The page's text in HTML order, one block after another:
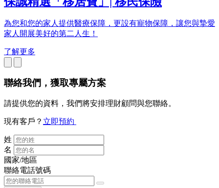
為您和您的家人提供醫療保障，更設有寵物保障，讓您與摯愛
家人開展美好的第二人生！
了解更多
聯絡我們 ，獲取專屬方案
請提供您的資料，我們將安排理財顧問與您聯絡。
現有客戶？ 立即預約
姓
名
國家/地區
聯絡電話號碼